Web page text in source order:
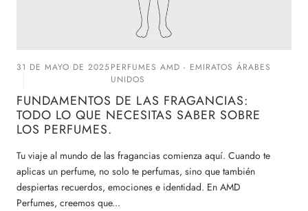
31 DE MAYO DE 2025PERFUMES AMD - EMIRATOS ÁRABES
UNIDOS
FUNDAMENTOS DE LAS FRAGANCIAS:
TODO LO QUE NECESITAS SABER SOBRE
LOS PERFUMES.
Tu viaje al mundo de las fragancias comienza aquí. Cuando te
aplicas un perfume, no solo te perfumas, sino que también
despiertas recuerdos, emociones e identidad. En AMD
Perfumes, creemos que...